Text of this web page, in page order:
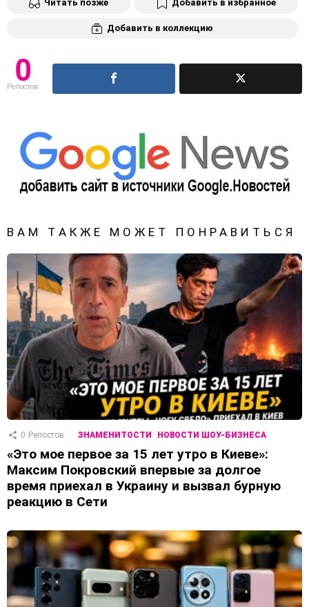
Читать позже Добавить в избранное
Добавить в коллекцию
0
Репостов
ВАМ ТАКЖЕ МОЖЕТ ПОНРАВИТЬСЯ
0 Репостов ЗНАМЕНИТОСТИ НОВОСТИ ШОУ-БИЗНЕСА
«Это мое первое за 15 лет утро в Киеве»:
Максим Покровский впервые за долгое
время приехал в Украину и вызвал бурную
реакцию в Сети